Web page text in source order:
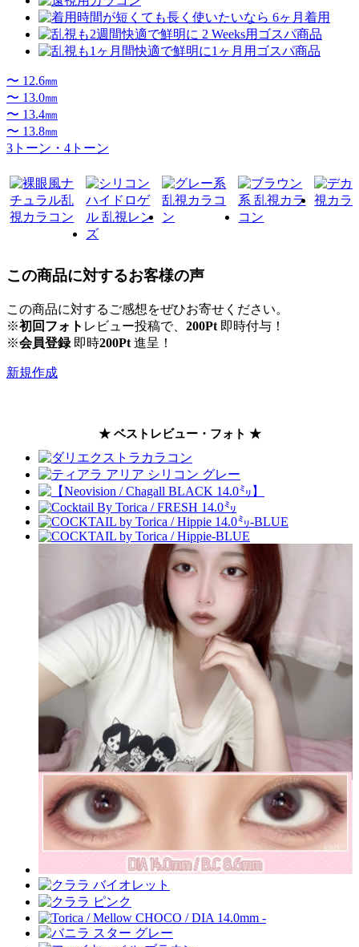
〜 12.6㎜
〜 13.0㎜
〜 13.4㎜
〜 13.8㎜
3トーン・4トーン
この商品に対するお客様の声
この商品に対するご感想をぜひお寄せください。
※初回フォト レビュー投稿で、 200Pt 即時付与！
※会員登録即時200Pt 進呈！
新規作成
★ ベストレビュー・フォト ★